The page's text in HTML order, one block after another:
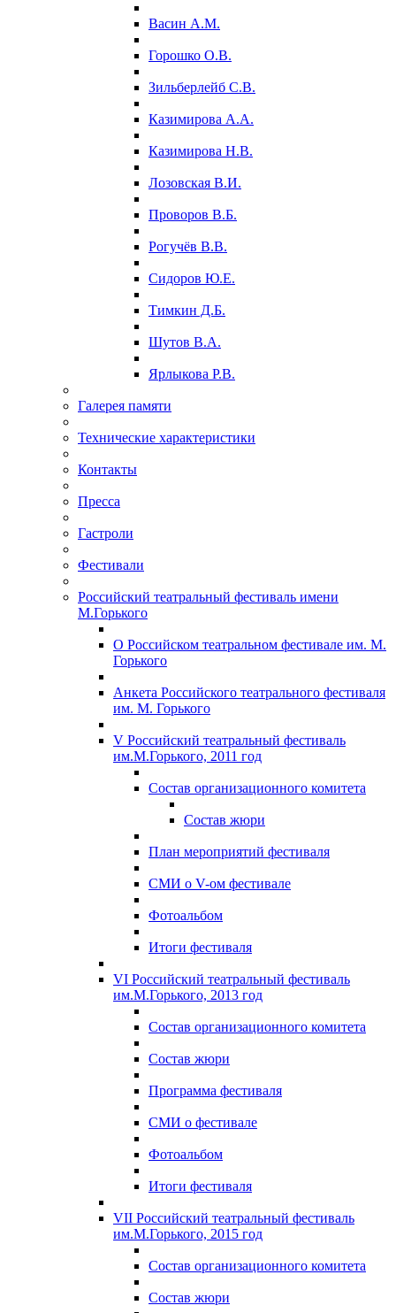
Васин А.М.
Горошко О.В.
Зильберлейб С.В.
Казимирова А.А.
Казимирова Н.В.
Лозовская В.И.
Проворов В.Б.
Рогучёв В.В.
Сидоров Ю.Е.
Тимкин Д.Б.
Шутов В.А.
Ярлыкова Р.В.
Галерея памяти
Технические характеристики
Контакты
Пресса
Гастроли
Фестивали
Российский театральный фестиваль имени
М.Горького
О Российском театральном фестивале им. М.
Горького
Анкета Российского театрального фестиваля
им. М. Горького
V Российский театральный фестиваль
им.М.Горького, 2011 год
Состав организационного комитета
Состав жюри
План мероприятий фестиваля
СМИ о V-ом фестивале
Фотоальбом
Итоги фестиваля
VI Российский театральный фестиваль
им.М.Горького, 2013 год
Состав организационного комитета
Состав жюри
Программа фестиваля
СМИ о фестивале
Фотоальбом
Итоги фестиваля
VII Российский театральный фестиваль
им.М.Горького, 2015 год
Состав организационного комитета
Состав жюри